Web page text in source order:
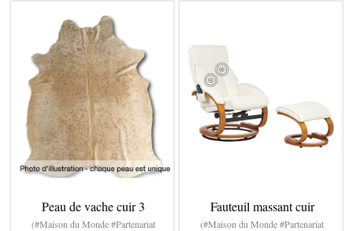
Peau de vache cuir 3
(#Maison du Monde #Partenariat
Fauteuil massant cuir
(#Maison du Monde #Partenariat